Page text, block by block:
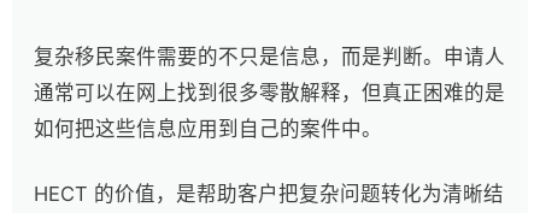
复杂移民案件需要的不只是信息，而是判断。申请人
通常可以在网上找到很多零散解释，但真正困难的是
如何把这些信息应用到自己的案件中。
HECT 的价值，是帮助客户把复杂问题转化为清晰结